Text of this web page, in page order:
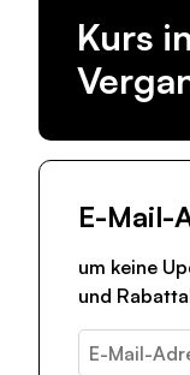
Kurs
E-Mail-
um keine
und